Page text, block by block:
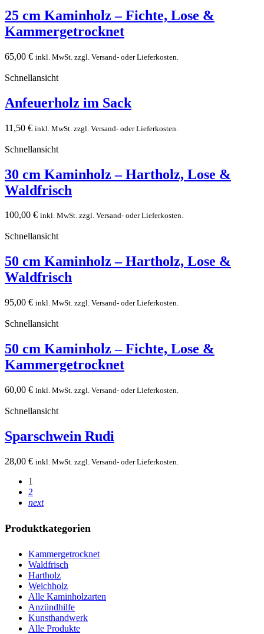
25 cm Kaminholz – Fichte, Lose &
Kammergetrocknet
65,00 € inkl. MwSt. zzgl. Versand- oder Lieferkosten.
Schnellansicht
Anfeuerholz im Sack
11,50 € inkl. MwSt. zzgl. Versand- oder Lieferkosten.
Schnellansicht
30 cm Kaminholz – Hartholz, Lose &
Waldfrisch
100,00 € inkl. MwSt. zzgl. Versand- oder Lieferkosten.
Schnellansicht
50 cm Kaminholz – Hartholz, Lose &
Waldfrisch
95,00 € inkl. MwSt. zzgl. Versand- oder Lieferkosten.
Schnellansicht
50 cm Kaminholz – Fichte, Lose &
Kammergetrocknet
60,00 € inkl. MwSt. zzgl. Versand- oder Lieferkosten.
Schnellansicht
Sparschwein Rudi
28,00 € inkl. MwSt. zzgl. Versand- oder Lieferkosten.
1
2
next
Produktkategorien
Kammergetrocknet
Waldfrisch
Hartholz
Weichholz
Alle Kaminholzarten
Anzündhilfe
Kunsthandwerk
Alle Produkte